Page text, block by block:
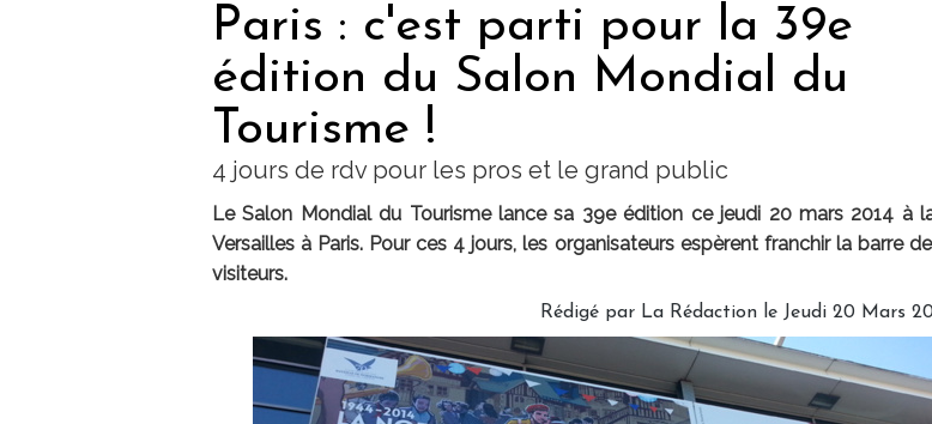
Paris : c'est parti pour la 39e
édition du Salon Mondial du
Tourisme !
4 jours de rdv pour les pros et le grand public
Le Salon Mondial du Tourisme lance sa 39e édition ce jeudi 20 mars 2014 à
Versailles à Paris. Pour ces 4 jours, les organisateurs espèrent franchir la barre
visiteurs.
Rédigé par La Rédaction le Jeudi 20 Mars